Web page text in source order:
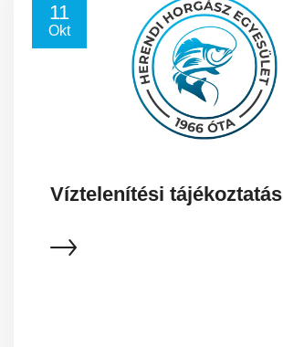
11
Okt
Víztelenítési tájékoztatás